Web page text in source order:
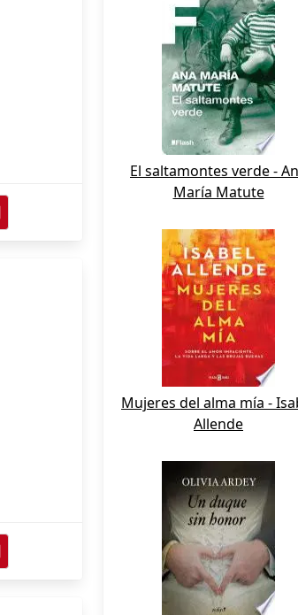
El saltamontes verde -
María Matute
Mujeres del alma mía -
Allende